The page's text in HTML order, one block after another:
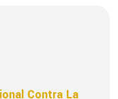
Contra La